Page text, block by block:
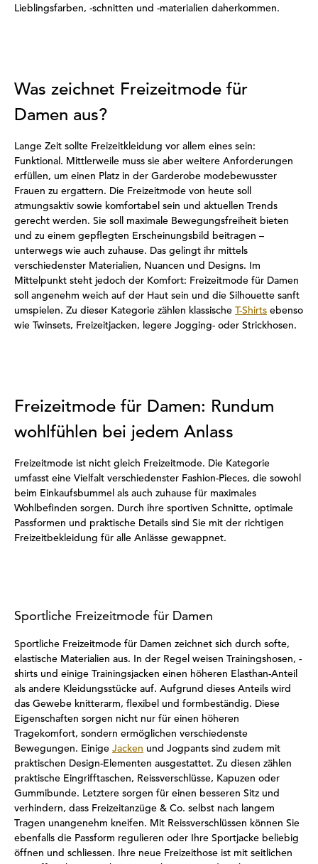
Lieblingsfarben, -schnitten und -materialien daherkommen.
Was zeichnet Freizeitmode für
Damen aus?
Lange Zeit sollte Freizeitkleidung vor allem eines sein:
Funktional. Mittlerweile muss sie aber weitere Anforderungen
erfüllen, um einen Platz in der Garderobe modebewusster
Frauen zu ergattern. Die Freizeitmode von heute soll
atmungsaktiv sowie komfortabel sein und aktuellen Trends
gerecht werden. Sie soll maximale Bewegungsfreiheit bieten
und zu einem gepflegten Erscheinungsbild beitragen –
unterwegs wie auch zuhause. Das gelingt ihr mittels
verschiedenster Materialien, Nuancen und Designs. Im
Mittelpunkt steht jedoch der Komfort: Freizeitmode für Damen
soll angenehm weich auf der Haut sein und die Silhouette sanft
umspielen. Zu dieser Kategorie zählen klassische T-Shirts ebenso
wie Twinsets, Freizeitjacken, legere Jogging- oder Strickhosen.
Freizeitmode für Damen: Rundum
wohlfühlen bei jedem Anlass
Freizeitmode ist nicht gleich Freizeitmode. Die Kategorie
umfasst eine Vielfalt verschiedenster Fashion-Pieces, die sowohl
beim Einkaufsbummel als auch zuhause für maximales
Wohlbefinden sorgen. Durch ihre sportiven Schnitte, optimale
Passformen und praktische Details sind Sie mit der richtigen
Freizeitbekleidung für alle Anlässe gewappnet.
Sportliche Freizeitmode für Damen
Sportliche Freizeitmode für Damen zeichnet sich durch softe,
elastische Materialien aus. In der Regel weisen Trainingshosen, -
shirts und einige Trainingsjacken einen höheren Elasthan-Anteil
als andere Kleidungsstücke auf. Aufgrund dieses Anteils wird
das Gewebe knitterarm, flexibel und formbeständig. Diese
Eigenschaften sorgen nicht nur für einen höheren
Tragekomfort, sondern ermöglichen verschiedenste
Bewegungen. Einige Jacken und Jogpants sind zudem mit
praktischen Design-Elementen ausgestattet. Zu diesen zählen
praktische Eingrifftaschen, Reissverschlüsse, Kapuzen oder
Gummibunde. Letztere sorgen für einen besseren Sitz und
verhindern, dass Freizeitanzüge & Co. selbst nach langem
Tragen unangenehm kneifen. Mit Reissverschlüssen können Sie
ebenfalls die Passform regulieren oder Ihre Sportjacke beliebig
öffnen und schliessen. Ihre neue Freizeithose ist mit seitlichen